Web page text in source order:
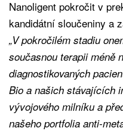
Nanoligent pokročit v
kandidátní sloučeniny a
„V pokročilém stadiu
současnou terapii méně
diagnostikovaných
Bio a našich stávajících
vývojového milníku a
našeho portfolia anti-